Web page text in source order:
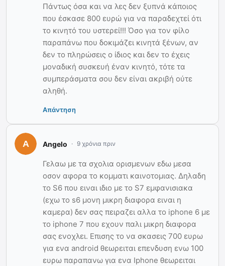
Πάντως όσα και να λες δεν ξυπνά κάποιος
που έσκασε 800 ευρώ για να παραδεχτεί ότι
το κινητό του υστερεί!!! Όσο για τον φίλο
παραπάνω που δοκιμάζει κινητά ξένων, αν
δεν το πληρώσεις ο ίδιος και δεν το έχεις
μοναδική συσκευή έναν κινητό, τότε τα
συμπεράσματα σου δεν είναι ακριβή ούτε
αληθή.
Απάντηση
Angelo 9 χρόνια πριν
Γελαω με τα σχολια ορισμενων εδω μεσα
οσον αφορα το κομματι καινοτομιας. Δηλαδη
το S6 που ειναι ιδιο με το S7 εμφανισιακα
(εχω το s6 μονη μικρη διαφορα ειναι η
καμερα) δεν σας πειραζει αλλα το iphone 6 με
το iphone 7 που εχουν παλι μικρη διαφορα
σας ενοχλει. Επισης το να σκασεις 700 ευρω
για ενα android θεωρειται επενδυση ενω 100
ευρω παραπανω για ενα Iphone θεωρειται